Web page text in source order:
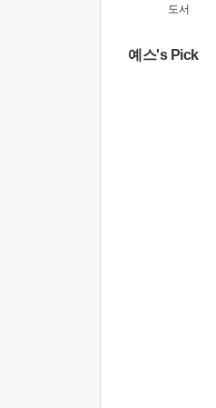
도서
예스's Pick